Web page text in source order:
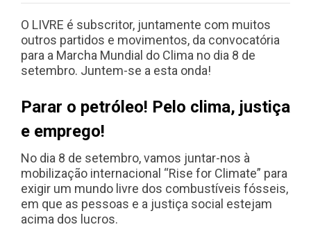
O LIVRE é subscritor, juntamente com muitos
outros partidos e movimentos, da convocatória
para a Marcha Mundial do Clima no dia 8 de
setembro. Juntem-se a esta onda!
Parar o petróleo! Pelo clima, justiça
e emprego!
No dia 8 de setembro, vamos juntar-nos à
mobilização internacional “Rise for Climate” para
exigir um mundo livre dos combustíveis fósseis,
em que as pessoas e a justiça social estejam
acima dos lucros.